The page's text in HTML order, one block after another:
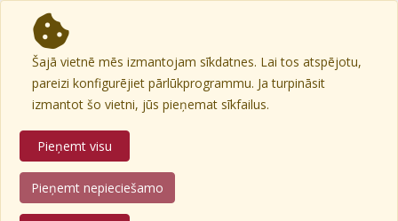
Šajā vietnē mēs izmantojam sīkdatnes. Lai tos atspējotu,
pareizi konfigurējiet pārlūkprogrammu. Ja turpināsit
izmantot šo vietni, jūs pieņemat sīkfailus.
Pieņemt visu
Pieņemt nepieciešamo